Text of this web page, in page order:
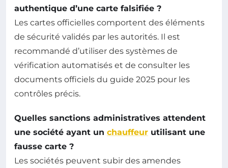
authentique d’une carte falsifiée ?
Les cartes officielles comportent des éléments
de sécurité validés par les autorités. Il est
recommandé d’utiliser des systèmes de
vérification automatisés et de consulter les
documents officiels du guide 2025 pour les
contrôles précis.
Quelles sanctions administratives attendent
une société ayant un chauffeur utilisant une
fausse carte ?
Les sociétés peuvent subir des amendes